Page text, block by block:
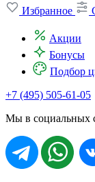
Избранное
Акции
Бонусы
Подбор
+7 (495) 505-61-05
Мы в социальных